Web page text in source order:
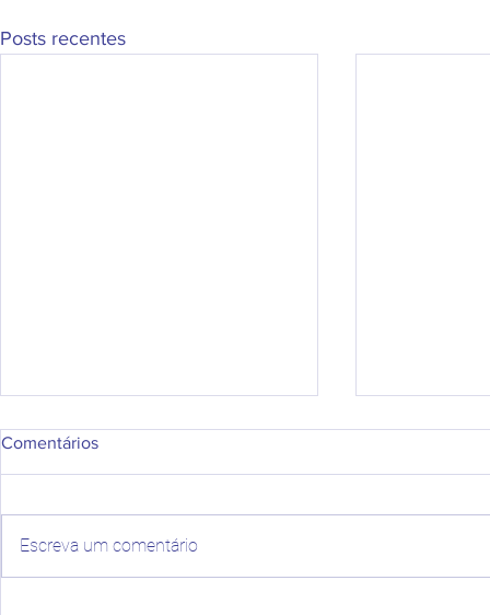
Posts recentes
Comentários
Escreva um comentário